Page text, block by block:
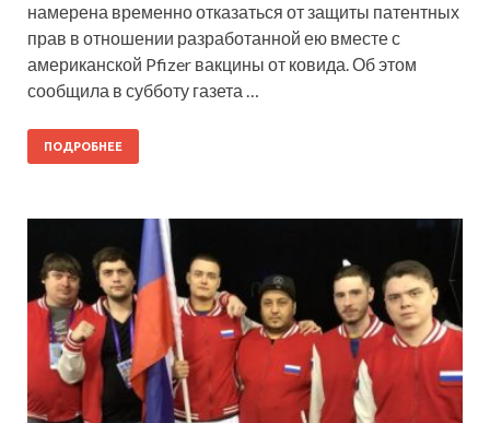
намерена временно отказаться от защиты патентных
прав в отношении разработанной ею вместе с
американской Pfizer вакцины от ковида. Об этом
сообщила в субботу газета …
ПОДРОБНЕЕ